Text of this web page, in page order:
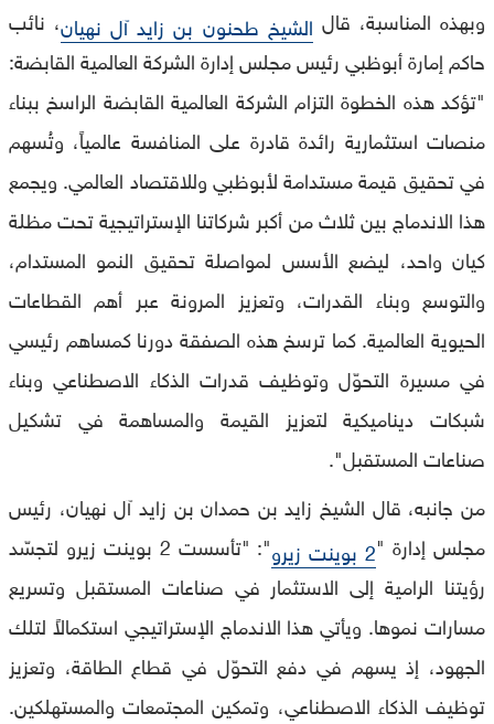
وبهذه المناسبة، قال الشيخ طحنون بن زايد آل نهيان، نائب
حاكم إمارة أبوظبي رئيس مجلس إدارة الشركة العالمية القابضة:
"تؤكد هذه الخطوة التزام الشركة العالمية القابضة الراسخ ببناء
منصات استثمارية رائدة قادرة على المنافسة عالمياً، وتُسهم
في تحقيق قيمة مستدامة لأبوظبي وللاقتصاد العالمي. ويجمع
هذا الاندماج بين ثلاث من أكبر شركاتنا الإستراتيجية تحت مظلة
كيان واحد، ليضع الأسس لمواصلة تحقيق النمو المستدام،
والتوسع وبناء القدرات، وتعزيز المرونة عبر أهم القطاعات
الحيوية العالمية. كما ترسخ هذه الصفقة دورنا كمساهم رئيسي
في مسيرة التحوّل وتوظيف قدرات الذكاء الاصطناعي وبناء
شبكات ديناميكية لتعزيز القيمة والمساهمة في تشكيل
صناعات المستقبل".
من جانبه، قال الشيخ زايد بن حمدان بن زايد آل نهيان، رئيس
مجلس إدارة "2 بوينت زيرو
": "تأسست 2 بوينت زيرو لتجسّد
رؤيتنا الرامية إلى الاستثمار في صناعات المستقبل وتسريع
مسارات نموها. ويأتي هذا الاندماج الإستراتيجي استكمالاً لتلك
الجهود، إذ يسهم في دفع التحوّل في قطاع الطاقة، وتعزيز
توظيف الذكاء الاصطناعي، وتمكين المجتمعات والمستهلكين.